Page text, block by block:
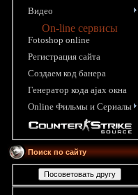
Видео
On-line сервисы
Fotoshop online
Pегистрация сайта
Создаем код банера
Генератор кода ajax окна
Online Фильмы и Сериалы
Поиск по сайту